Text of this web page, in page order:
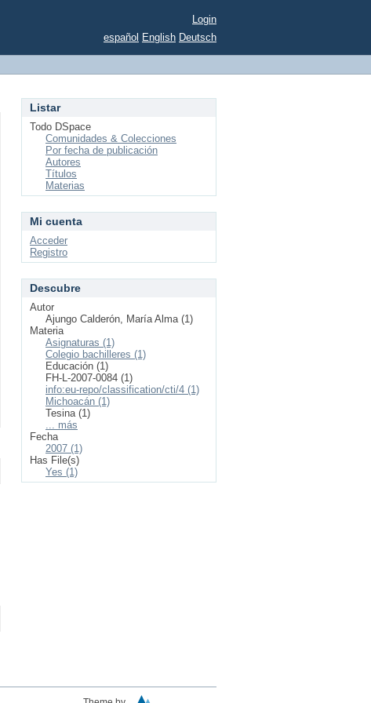
Login
español English Deutsch
Listar
Todo DSpace
Comunidades & Colecciones
Por fecha de publicación
Autores
Títulos
Materias
Mi cuenta
Acceder
Registro
Descubre
Autor
Ajungo Calderón, María Alma (1)
Materia
Asignaturas (1)
Colegio bachilleres (1)
Educación (1)
FH-L-2007-0084 (1)
info:eu-repo/classification/cti/4 (1)
Michoacán (1)
Tesina (1)
... más
Fecha
2007 (1)
Has File(s)
Yes (1)